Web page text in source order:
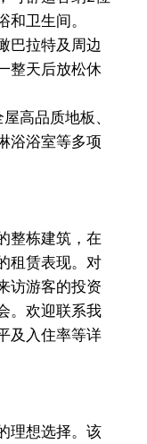
卫生间。
巴拉特及周边
整天后放松休
高品质地板、
浴浴室等多项
整栋建筑，在
租赁表现。对
访游客的投资
。欢迎联系我
及入住率等详
理想选择。该